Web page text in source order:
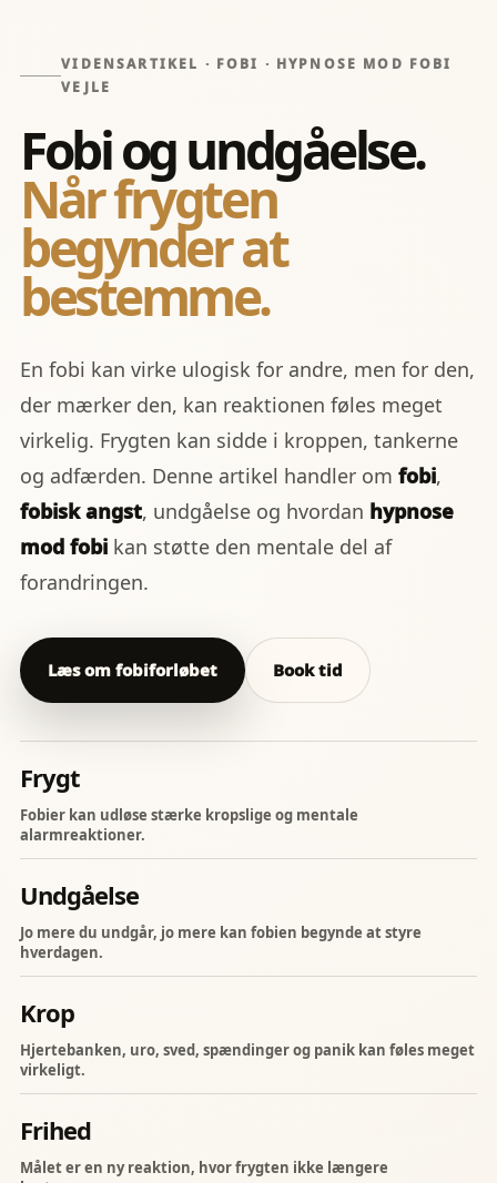
VIDENSARTIKEL · FOBI · HYPNOSE MOD FOBI
VEJLE
Fobi og undgåelse.
Når frygten
begynder at
bestemme.
En fobi kan virke ulogisk for andre, men for den,
der mærker den, kan reaktionen føles meget
virkelig. Frygten kan sidde i kroppen, tankerne
og adfærden. Denne artikel handler om fobi,
fobisk angst, undgåelse og hvordan hypnose
mod fobi kan støtte den mentale del af
forandringen.
Læs om fobiforløbet Book tid
Frygt
Fobier kan udløse stærke kropslige og mentale
alarmreaktioner.
Undgåelse
Jo mere du undgår, jo mere kan fobien begynde at styre
hverdagen.
Krop
Hjertebanken, uro, sved, spændinger og panik kan føles meget
virkeligt.
Frihed
Målet er en ny reaktion, hvor frygten ikke længere